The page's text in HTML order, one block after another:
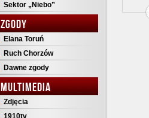
Sektor „Niebo”
ZGODY
Elana Toruń
Ruch Chorzów
Dawne zgody
MULTIMEDIA
Zdjęcia
1910tv